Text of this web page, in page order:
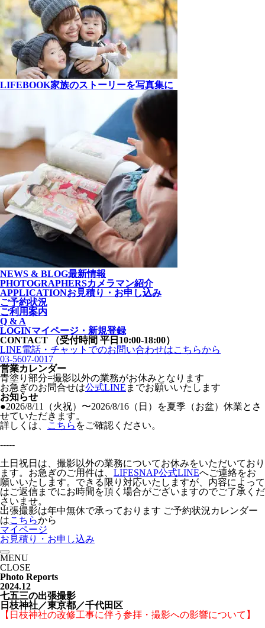
LIFEBOOK家族のストーリーを写真集に
NEWS & BLOG最新情報
PHOTOGRAPHERSカメラマン紹介
APPLICATIONお見積り・お申し込み
ご予約状況
ご利用案内
Q & A
LOGINマイページ・新規登録
CONTACT
（受付時間 平日10:00-18:00）
LINE電話・チャットでのお問い合わせはこちらから
03-5607-0017
営業カレンダー
青塗り 部分=撮影以外の業務がお休みとなります
お急ぎのお問合せは公式LINE までお願いいたします
お知らせ
●2026/8/11（火祝）〜2026/8/16（日）を夏季（お盆）休業とさ
せていただきます。
詳しくは、
こちら をご確認ください。
-----
土日祝日は、撮影以外の業務についてお休みをいただいており
ます。お急ぎのご用件は、 LIFESNAP公式LINEへご連絡をお
願いいたします。できる限り対応いたしますが、内容によって
はご返信までにお時間を頂く場合がございますのでご了承くだ
さいませ。
出張撮影は年中無休で承っております ご予約状況カレンダー
はこちらから
マイページ
お見積り・お申し込み
MENU
CLOSE
Photo Reports
2024.12
七五三の出張撮影
日枝神社／東京都／千代田区
【日枝神社の改修工事に伴う参拝・撮影への影響について】